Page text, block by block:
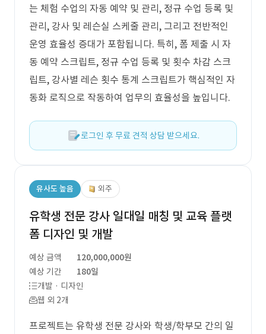
는 체험 수업의 자동 예약 및 관리, 정규 수업 등록 및
관리, 강사 및 레슨실 스케줄 관리, 그리고 전반적인
운영 효율성 증대가 포함됩니다. 특히, 폼 제출 시 자
동 예약 스크립트, 정규 수업 등록 및 횟수 차감 스크
립트, 강사별 레슨 횟수 통계 스크립트가 핵심적인 자
동화 로직으로 작동하여 업무의 효율성을 높입니다.
로그인 후 무료 견적 상담 받으세요.
유사도 높음 외주
유학생 전문 강사 일대일 매칭 및 교육 플랫
폼 디자인 및 개발
예상 금액
120,000,000원
예상 기간
180일
개발 · 디자인
웹 외 2개
프로젝트는 유학생 전문 강사와 학생/학부모 간의 일